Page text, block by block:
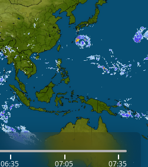
06:35 07:05 07:35